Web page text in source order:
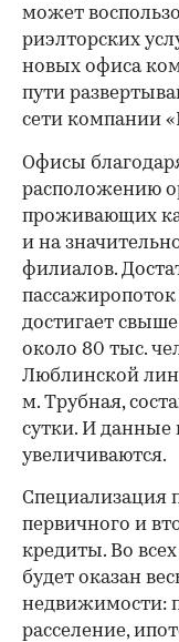
может
риэлторских
новых офиса
пути
сети компании
00:00
Офисы
расположению
проживающих
и на
филиалов.
достигает
около 80 тыс.
Люблинской
м. Трубная,
сутки. И данные
увеличиваются.
Специализация
первичного и
кредиты. Во
будет оказан
недвижимости:
расселение,